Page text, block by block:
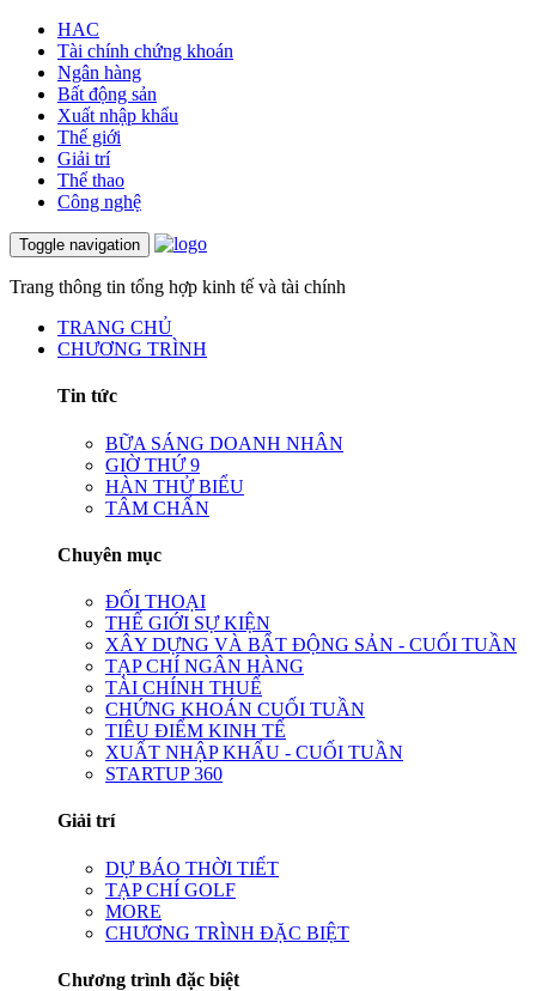
HAC
Tài chính chứng khoán
Ngân hàng
Bất động sản
Xuất nhập khẩu
Thế giới
Giải trí
Thể thao
Công nghệ
Toggle navigation
Trang thông tin tổng hợp kinh tế và tài chính
TRANG CHỦ
CHƯƠNG TRÌNH
Tin tức
BỮA SÁNG DOANH NHÂN
GIỜ THỨ 9
HÀN THỬ BIỂU
TÂM CHẤN
Chuyên mục
ĐỐI THOẠI
THẾ GIỚI SỰ KIỆN
XÂY DỰNG VÀ BẤT ĐỘNG SẢN - CUỐI TUẦN
TẠP CHÍ NGÂN HÀNG
TÀI CHÍNH THUẾ
CHỨNG KHOÁN CUỐI TUẦN
TIÊU ĐIỂM KINH TẾ
XUẤT NHẬP KHẨU - CUỐI TUẦN
STARTUP 360
Giải trí
DỰ BÁO THỜI TIẾT
TẠP CHÍ GOLF
MORE
CHƯƠNG TRÌNH ĐẶC BIỆT
Chương trình đặc biệt